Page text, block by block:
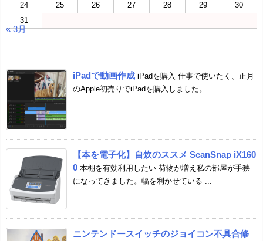
24
25 26 27 28 29
30
31
« 3月
iPadで動画作成 iPadを購入 仕事で使いたく、正月
のApple初売りでiPadを購入しました。 ...
【本を電子化】自炊のススメ ScanSnap iX160
0 本棚を有効利用したい 荷物が増え私の部屋が手狭
になってきました。幅を利かせている ...
ニンテンドースイッチのジョイコン不具合修